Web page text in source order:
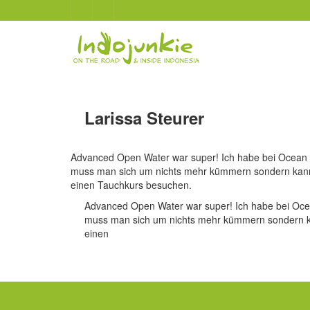
Larissa Steurer
Advanced Open Water war super! Ich habe bei
muss man sich um nichts mehr kümmern sondern
einen Tauchkurs besuchen.
Advanced Open Water war super! Ich habe bei
muss man sich um nichts mehr kümmern
einen